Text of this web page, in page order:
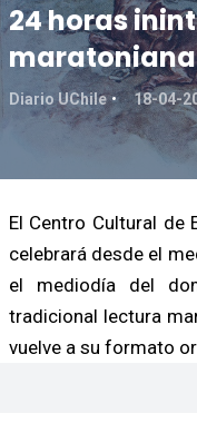
24 horas
maratoniana
Diario UChile 18-04-
El Centro Cultural de
celebrará desde el
el mediodía del
tradicional lectura
vuelve a su formato